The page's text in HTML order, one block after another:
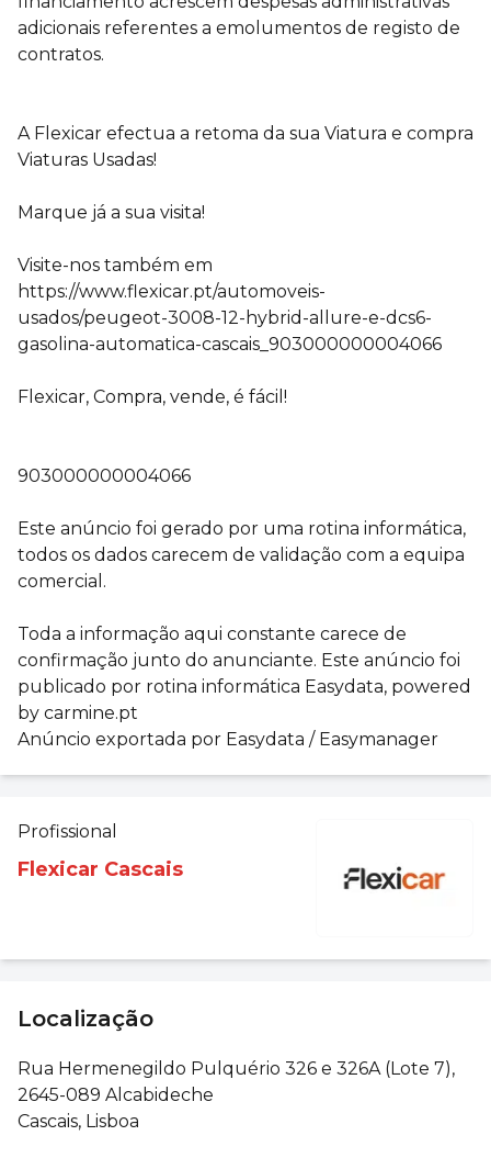
adicionais referentes a emolumentos de registo de
contratos.
A Flexicar efectua a retoma da sua Viatura e compra
Viaturas Usadas!
Marque já a sua visita!
Visite-nos também em
https://www.flexicar.pt/automoveis-
usados/peugeot-3008-12-hybrid-allure-e-dcs6-
gasolina-automatica-cascais_903000000004066
Flexicar, Compra, vende, é fácil!
903000000004066
Este anúncio foi gerado por uma rotina informática,
todos os dados carecem de validação com a equipa
comercial.
Toda a informação aqui constante carece de
confirmação junto do anunciante. Este anúncio foi
publicado por rotina informática Easydata, powered
by carmine.pt
Anúncio exportada por Easydata / Easymanager
Profissional
Flexicar Cascais
Localização
Rua Hermenegildo Pulquério 326 e 326A (Lote 7),
2645-089 Alcabideche
Cascais, Lisboa